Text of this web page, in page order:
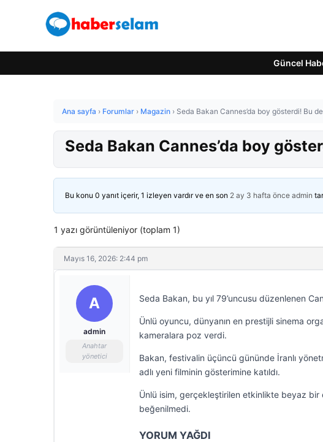
Güncel
Ana sayfa › Forumlar › Magazin › Seda Bakan Cannes’da boy gösterdi! Bu
Seda Bakan Cannes’da boy
Bu konu 0 yanıt içerir, 1 izleyen vardır ve en son 2 ay 3 hafta önce admin
1 yazı görüntüleniyor (toplam 1)
Mayıs 16, 2026: 2:44 pm
A
admin
Anahtar
yönetici
Seda Bakan, bu yıl 79’uncusu düzenlenen
Ünlü oyuncu, dünyanın en prestijli sinema
kameralara poz verdi.
Bakan, festivalin üçüncü gününde İranlı
adlı yeni filminin gösterimine katıldı.
Ünlü isim, gerçekleştirilen etkinlikte beyaz bir
beğenilmedi.
YORUM YAĞDI